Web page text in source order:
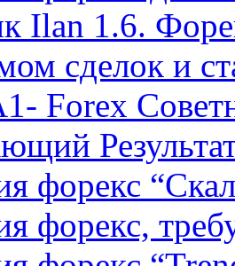
Ilan 1.6.
сделок и
Forex
форекс
форекс,